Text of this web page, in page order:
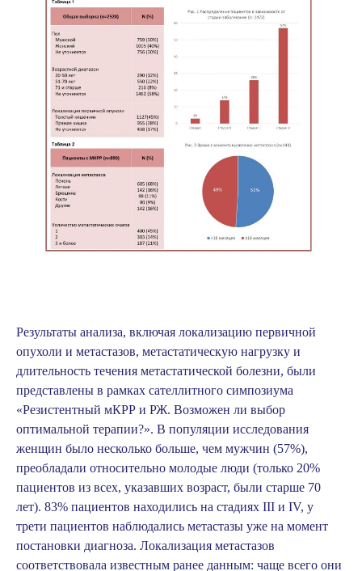
Результаты анализа, включая локализацию первичной
опухоли и метастазов, метастатическую нагрузку и
длительность течения метастатической болезни, были
представлены в рамках сателлитного симпозиума
«Резистентный мКРР и РЖ. Возможен ли выбор
оптимальной терапии?». В популяции исследования
женщин было несколько больше, чем мужчин (57%),
преобладали относительно молодые люди (только 20%
пациентов из всех, указавших возраст, были старше 70
лет). 83% пациентов находились на стадиях III и IV, у
трети пациентов наблюдались метастазы уже на момент
постановки диагноза. Локализация метастазов
соответствовала известным ранее данным: чаще всего они